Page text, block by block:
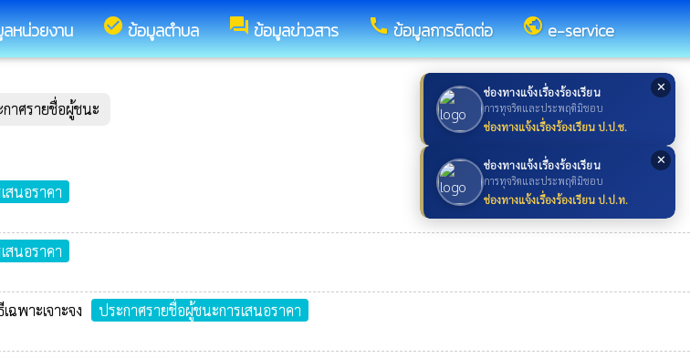
✕
ช่องทางแจ้งเรื่องร้องเรียน
การทุจริตและประพฤติมิชอบ
ช่องทางแจ้งเรื่องร้องเรียน ป.ป.ช.
✕
ช่องทางแจ้งเรื่องร้องเรียน
การทุจริตและประพฤติมิชอบ
ช่องทางแจ้งเรื่องร้องเรียน ป.ป.ท.
หน่วยงาน check_circleข้อมูลตำบล forumข้อมูลข่าวสาร callข้อมูลการติดต่อ publice-service
กาศรายชื่อผู้ชนะ
สนอราคา
สนอราคา
พาะเจาะจง
ประกาศรายชื่อผู้ชนะการเสนอราคา